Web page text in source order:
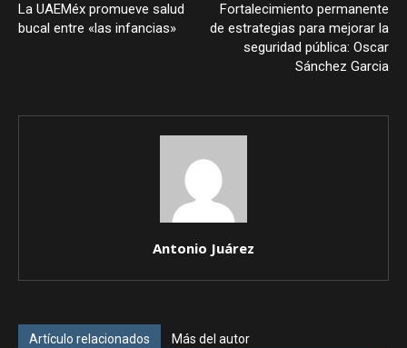
La UAEMéx promueve salud
bucal entre «las infancias»
Fortalecimiento permanente
de estrategias para mejorar la
seguridad pública: Oscar
Sánchez Garcia
Antonio Juárez
Artículo relacionados Más del autor